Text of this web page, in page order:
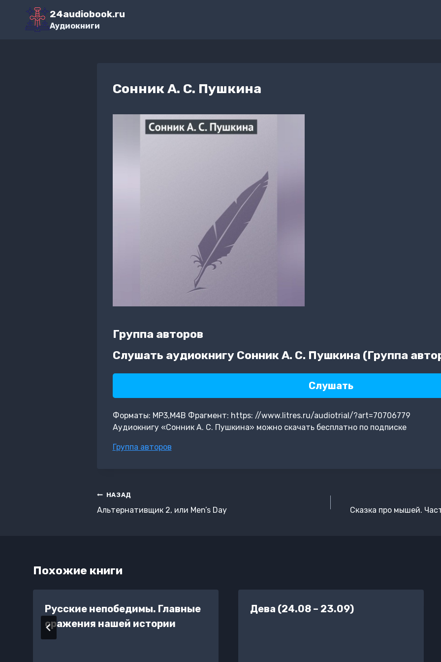
Перейти
содержимому
24audiobook.ru
Аудиокниги
Сонник А. С. Пушкина
Группа авторов
Слушать аудиокнигу Сонник А. С. Пушкина (Группа
Слушать
Форматы: MP3,M4B Фрагмент: https: //www.litres.ru/audiotrial/?art=70706779
Аудиокнигу «Сонник А. С. Пушкина» можно скачать бесплатно по подписке
Метки
Группа авторов
Навигация
по
НАЗАД
Альтернативщик 2, или Men’s Day Сказка про мышей.
Похожие книги
Русские непобедимы. Главные
сражения нашей истории
Дева (24.08 – 23.09)